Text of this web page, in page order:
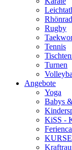
Rhönrad
Rugby
Tennis
Turnen
Angebote
Yoga
Babys
KiSS -
KURSE